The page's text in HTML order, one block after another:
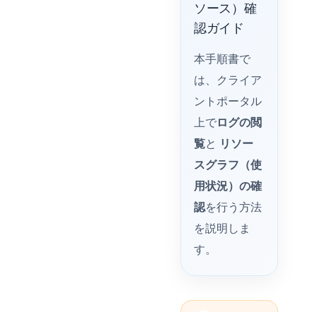
ソース）確
認ガイド
本手順書で
は、クライア
ントポータル
上でログの閲
覧と リソー
スグラフ（使
用状況）の確
認を行う方法
を説明しま
す。